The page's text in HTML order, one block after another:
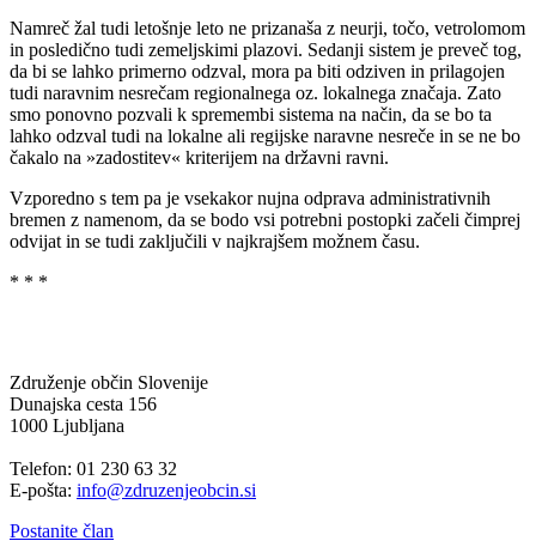
Namreč žal tudi letošnje leto ne prizanaša z neurji, točo, vetrolomom
in posledično tudi zemeljskimi plazovi. Sedanji sistem je preveč tog,
da bi se lahko primerno odzval, mora pa biti odziven in prilagojen
tudi naravnim nesrečam regionalnega oz. lokalnega značaja. Zato
smo ponovno pozvali k spremembi sistema na način, da se bo ta
lahko odzval tudi na lokalne ali regijske naravne nesreče in se ne bo
čakalo na »zadostitev« kriterijem na državni ravni.
Vzporedno s tem pa je vsekakor nujna odprava administrativnih
bremen z namenom, da se bodo vsi potrebni postopki začeli čimprej
odvijat in se tudi zaključili v najkrajšem možnem času.
* * *
Združenje občin Slovenije
Dunajska cesta 156
1000 Ljubljana
Telefon: 01 230 63 32
E-pošta: info@zdruzenjeobcin.si
Postanite član